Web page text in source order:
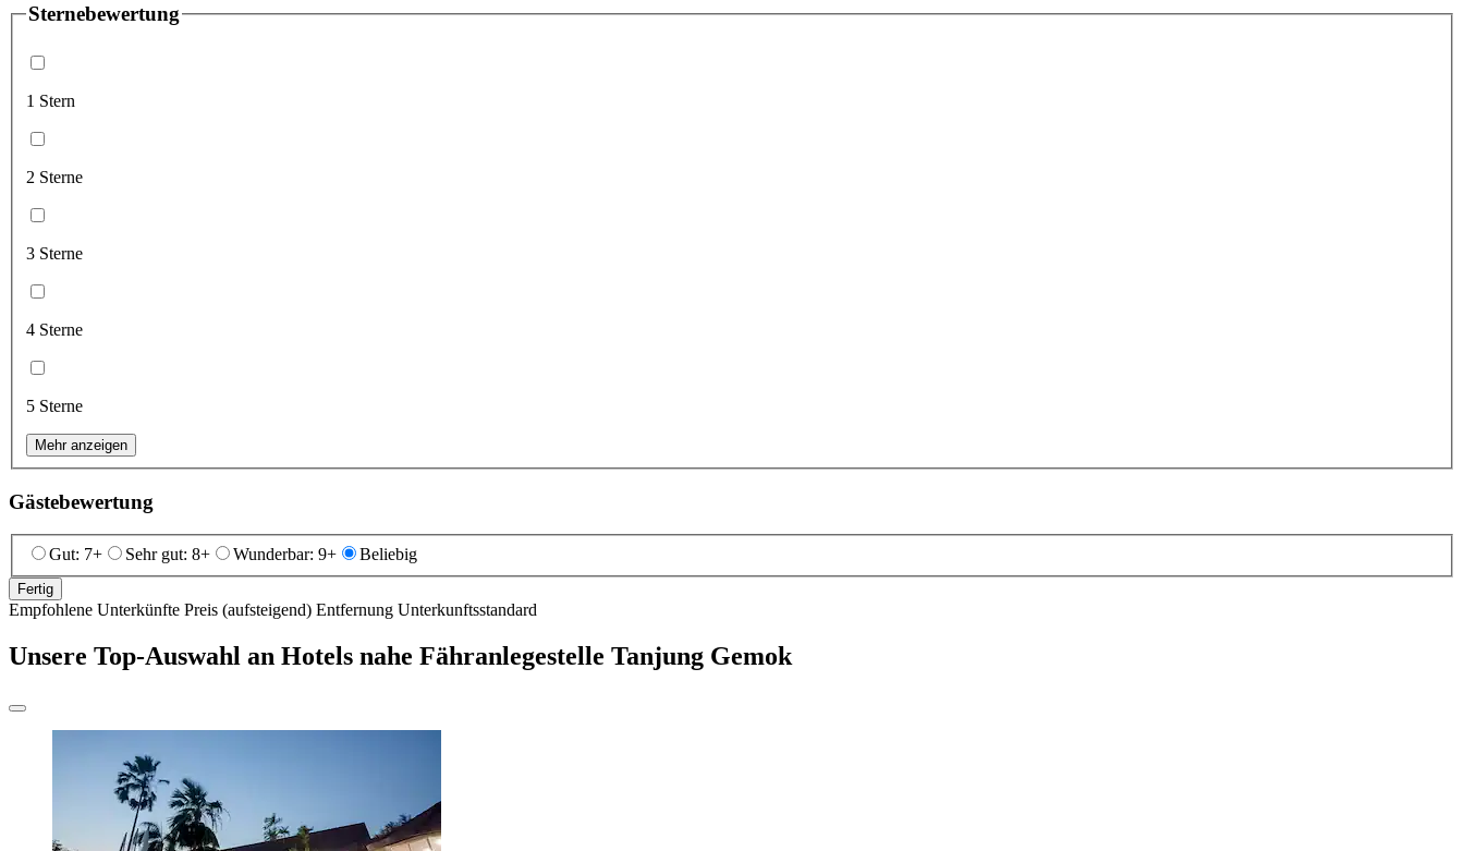
Sternebewertung
1 Stern
2 Sterne
3 Sterne
4 Sterne
5 Sterne
Mehr anzeigen
Gästebewertung
Gut: 7+ Sehr gut: 8+ Wunderbar: 9+ Beliebig
Fertig
Empfohlene Unterkünfte Preis (aufsteigend) Entfernung Unterkunftsstandard
Unsere Top-Auswahl an Hotels nahe Fähranlegestelle Tanjung Gemok